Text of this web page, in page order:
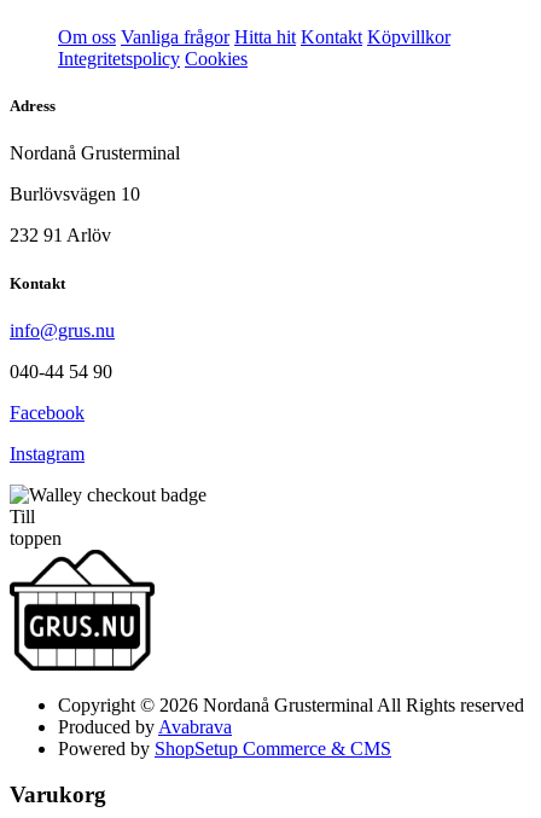
Om oss Vanliga frågor Hitta hit Kontakt Köpvillkor
Integritetspolicy Cookies
Adress
Nordanå Grusterminal
Burlövsvägen 10
232 91 Arlöv
Kontakt
info@grus.nu
040-44 54 90
Facebook
Instagram
Till
toppen
Copyright © 2026 Nordanå Grusterminal All Rights reserved
Produced by Avabrava
Powered by ShopSetup Commerce & CMS
Varukorg